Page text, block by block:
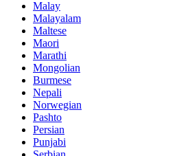
Malay
Malayalam
Maltese
Maori
Marathi
Mongolian
Burmese
Nepali
Norwegian
Pashto
Persian
Punjabi